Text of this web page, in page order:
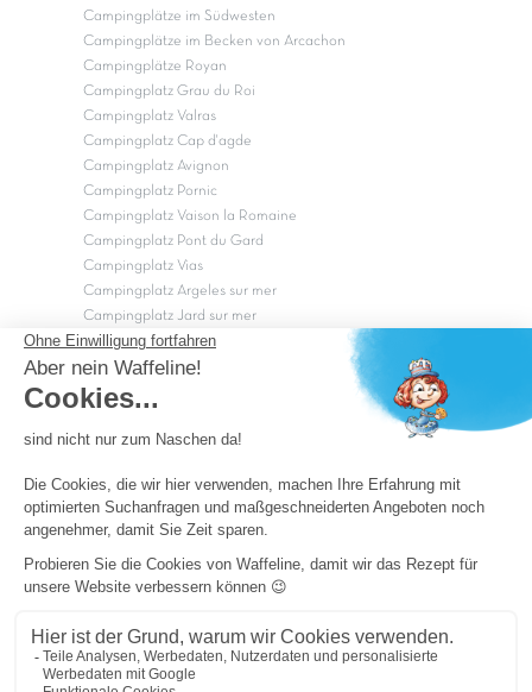
Campingplätze im Südwesten
Campingplätze im Becken von Arcachon
Campingplätze Royan
Campingplatz Grau du Roi
Campingplatz Valras
Campingplatz Cap d'agde
Campingplatz Avignon
Campingplatz Pornic
Campingplatz Vaison la Romaine
Campingplatz Pont du Gard
Campingplatz Vias
Campingplatz Argeles sur mer
Campingplatz Jard sur mer
Campingplatz Sarzeau
Campingplatz Fréjus
Campingplätze in Camargue
OK
Copyright Capfun 2026 ©
Camping-Pass
Impressum
Cookie-Einstellungen